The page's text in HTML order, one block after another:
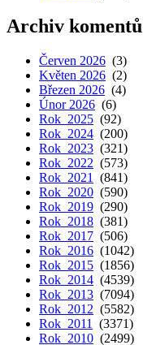
Archiv komentů
Červen 2026 (3)
Květen 2026 (2)
Březen 2026 (4)
Únor 2026 (6)
Rok 2025 (92)
Rok 2024 (200)
Rok 2023 (321)
Rok 2022 (573)
Rok 2021
(841)
Rok 2020 (590)
Rok 2019 (290)
Rok 2018 (381)
Rok 2017 (506)
Rok 2016 (1042)
Rok 2015 (1856)
Rok 2014 (4539)
Rok 2013 (7094)
Rok 2012 (5582)
Rok 2011
(3371)
Rok 2010 (2499)